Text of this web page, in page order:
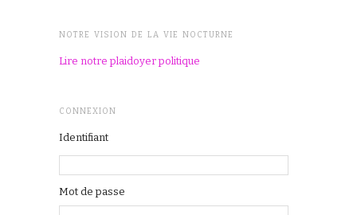
NOTRE VISION DE LA VIE NOCTURNE
Lire notre plaidoyer politique
CONNEXION
Identifiant
Mot de passe